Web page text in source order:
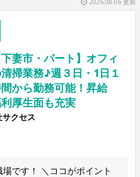
下妻市・パート】オフィ
掃業務♪週３日・1日１
から勤務可能！昇給
厚生面も充実
クセス
です！ ＼ココがポイント